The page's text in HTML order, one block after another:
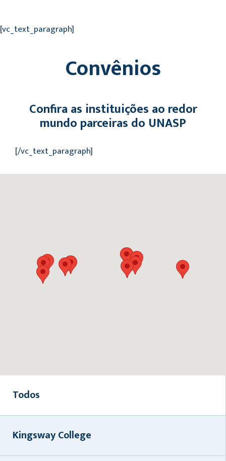
[vc_text_paragraph]
Convênios
Confira as instituições ao redor
mundo parceiras do UNASP
[/vc_text_paragraph]
Todos
Kingsway College